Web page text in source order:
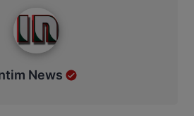
News